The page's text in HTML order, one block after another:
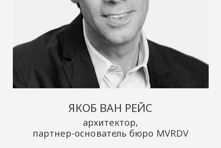
ЯКОБ ВАН РЕЙС
архитектор,
партнер-основатель бюро MVRDV